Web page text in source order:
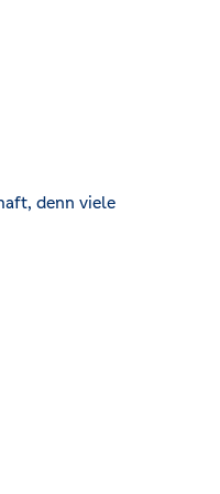
denn viele